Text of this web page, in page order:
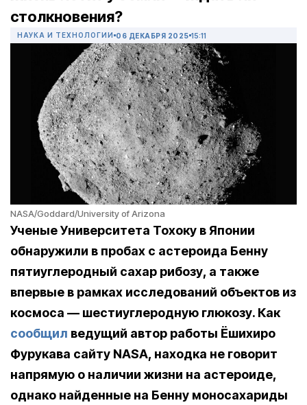
столкновения?
НАУКА И ТЕХНОЛОГИИ 06 ДЕКАБРЯ 2025 15:11
NASA/Goddard/University of Arizona
Ученые Университета Тохоку в Японии
обнаружили в пробах с астероида Бенну
пятиуглеродный сахар рибозу, а также
впервые в рамках исследований объектов из
космоса — шестиуглеродную глюкозу. Как
сообщил ведущий автор работы Ёшихиро
Фурукава сайту NASA, находка не говорит
напрямую о наличии жизни на астероиде,
однако найденные на Бенну моносахариды